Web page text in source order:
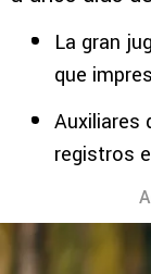
La gran
que
Auxiliares
registros